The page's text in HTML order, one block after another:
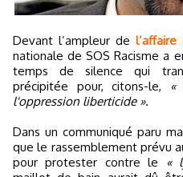
Devant l’ampleur de
nationale de SOS Racisme a
temps de silence qui
précipitée pour, citons-le,
«
l'oppression liberticide ».
Dans un communiqué paru
que le rassemblement prévu
pour protester contre le
«